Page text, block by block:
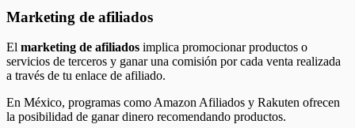
Marketing de afiliados
El marketing de afiliados implica promocionar productos o
servicios de terceros y ganar una comisión por cada venta realizada
a través de tu enlace de afiliado.
En México, programas como Amazon Afiliados y Rakuten ofrecen
la posibilidad de ganar dinero recomendando productos.